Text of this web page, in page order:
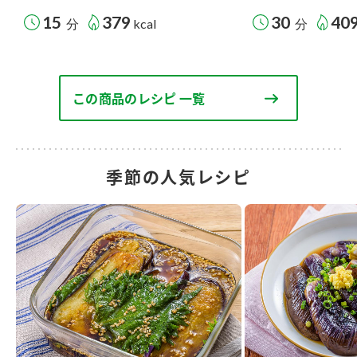
15 分 379 kcal 30 分
この商品のレシピ 一覧
季節の人気レシピ